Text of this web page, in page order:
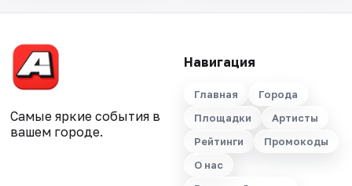
Самые яркие события в
вашем городе.
Навигация
Главная
Города
Площадки
Артисты
Рейтинги
Промокоды
О нас